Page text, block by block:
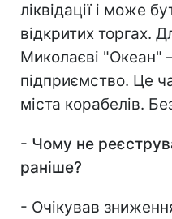
ліквідації і може
відкритих торгах.
Миколаєві "Океан"
підприємство. Це
міста корабелів.
- Чому не
раніше?
- Очікував